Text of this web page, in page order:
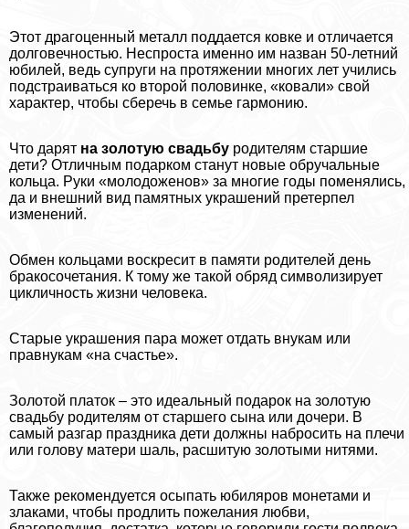
Этот драгоценный металл поддается ковке и отличается
долговечностью. Неспроста именно им назван 50-летний
юбилей, ведь супруги на протяжении многих лет учились
подстраиваться ко второй половинке, «ковали» свой
хаpaктер, чтобы сберечь в семье гармонию.
Что дарят на золотую свадьбу родителям старшие
дети? Отличным подарком станут новые обручальные
кольца. Руки «молодоженов» за многие годы поменялись,
да и внешний вид памятных украшений претерпел
изменений.
Обмен кольцами воскресит в памяти родителей день
бpaкосочетания. К тому же такой обряд символизирует
цикличность жизни человека.
Старые украшения пара может отдать внукам или
правнукам «на счастье».
Золотой платок – это идеальный подарок на золотую
свадьбу родителям от старшего сына или дочери. В
самый разгар праздника дети должны набросить на плечи
или голову матери шаль, расшитую золотыми нитями.
Также рекомендуется осыпать юбиляров монетами и
злаками, чтобы продлить пожелания любви,